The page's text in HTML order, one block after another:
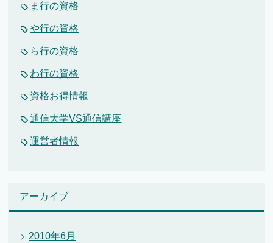
ま行の資格
や行の資格
ら行の資格
わ行の資格
資格お得情報
通信大学VS通信講座
運営者情報
アーカイブ
2010年6月